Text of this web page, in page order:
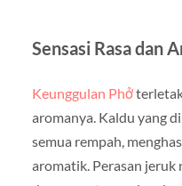
Sensasi Rasa dan
Keunggulan Phởterletak
aromanya. Kaldu yang
semua rempah,
aromatik. Perasan jeruk